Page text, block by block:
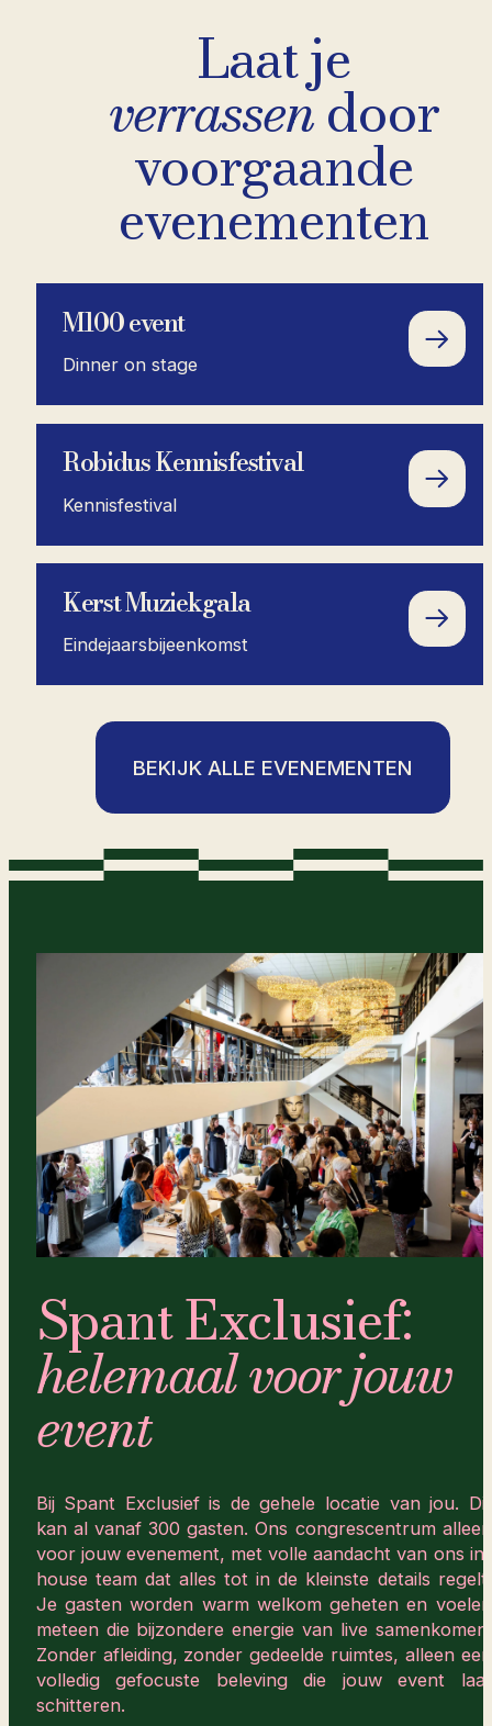
Laat je
verrassendoor
voorgaande
evenementen
M100 event
Dinner on stage
Robidus Kennisfestival
Kennisfestival
Kerst Muziekgala
Eindejaarsbijeenkomst
BEKIJK ALLE EVENEMENTEN
Spant Exclusief:
helemaal voor jouw
event
Bij Spant Exclusief is de gehele locatie van jou. Dit
kan al vanaf 300 gasten. Ons congrescentrum alleen
voor jouw evenement, met volle aandacht van ons in-
house team dat alles tot in de kleinste details regelt.
Je gasten worden warm welkom geheten en voelen
meteen die bijzondere energie van live samenkomen.
Zonder afleiding, zonder gedeelde ruimtes, alleen een
volledig gefocuste beleving die jouw event laat
schitteren.